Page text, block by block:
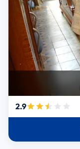
2.9